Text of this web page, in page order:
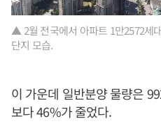
▲ 2월 전국에서 아파트 1만2572세
단지 모습.
이 가운데 일반분양 물량은
보다 46%가 줄었다.